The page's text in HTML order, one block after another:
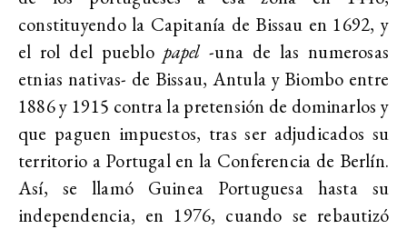
constituyendo la Capitanía de Bissau en 1692, y
el rol del pueblo papel-una de las numerosas
etnias nativas- de Bissau, Antula y Biombo entre
1886 y 1915 contra la pretensión de dominarlos y
que paguen impuestos, tras ser adjudicados su
territorio a Portugal en la Conferencia de Berlín.
Así, se llamó Guinea Portuguesa hasta su
independencia, en 1976, cuando se rebautizó